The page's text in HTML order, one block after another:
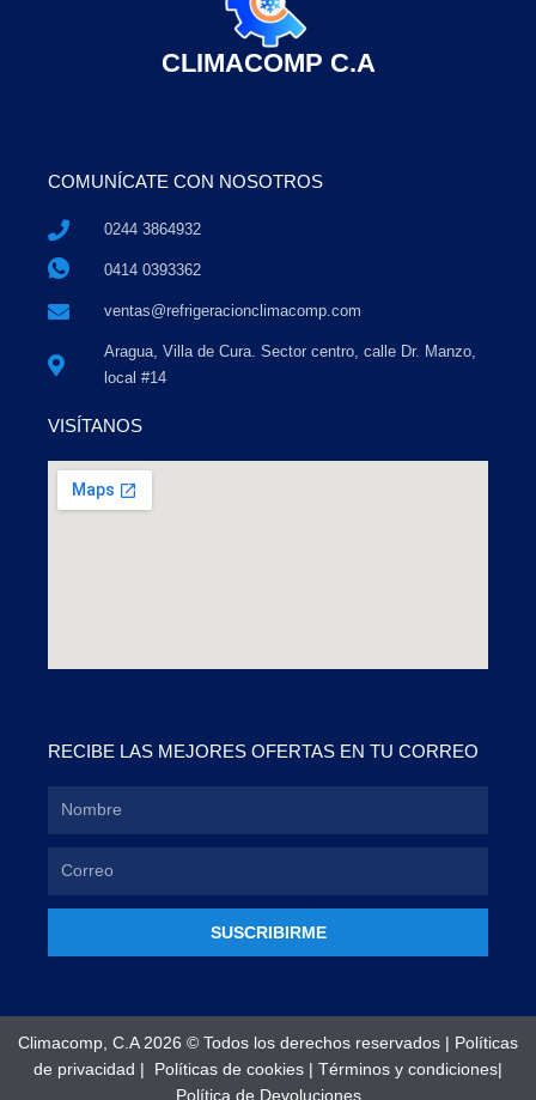
CLIMACOMP C.A
COMUNÍCATE CON NOSOTROS
0244 3864932
0414 0393362
ventas@refrigeracionclimacomp.com
Aragua, Villa de Cura. Sector centro, calle Dr. Manzo,
local #14
VISÍTANOS
RECIBE LAS MEJORES OFERTAS EN TU CORREO
SUSCRIBIRME
Climacomp, C.A 2026 © Todos los derechos reservados | Políticas
de privacidad | Políticas de cookies | Términos y condiciones|
Política de Devoluciones